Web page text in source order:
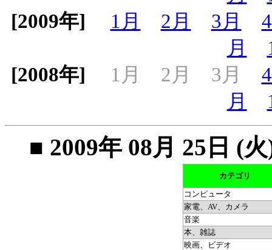
[2009年]
1月 2月 3月
月
[2008年]
1月 2月 3月
月
■ 2009年 08月 25日 (
カテゴリ
コンピュータ
家電、AV、カメラ
音楽
本、雑誌
映画、ビデオ